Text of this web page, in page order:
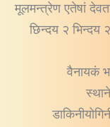
मूलमन्त्रेण एतेषां
छिन्दय २ भिन्दय
वैनायकं